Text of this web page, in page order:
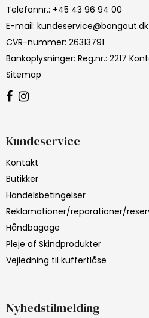
Telefonnr.: +45 43 96 94 00
E-mail: kundeservice@bongout.dk
CVR-nummer: 26313791
Bankoplysninger: Reg.nr.: 2217
Sitemap
Kundeservice
Kontakt
Butikker
Handelsbetingelser
Reklamationer/reparationer/
Håndbagage
Pleje af Skindprodukter
Vejledning til kuffertlåse
Nyhedstilmelding